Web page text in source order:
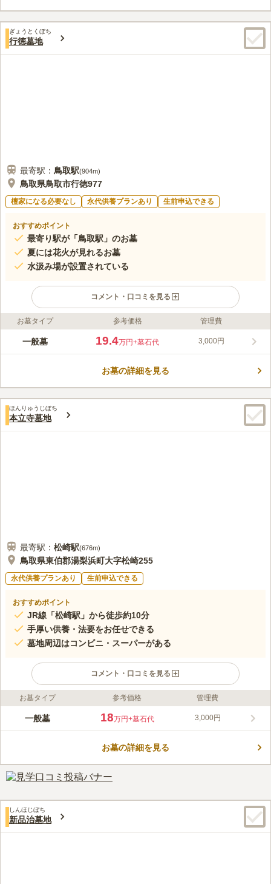
並びます。
口コミ評価
この霊園はまだ誰からも評価されていません。
ぎょうとくぼち
行徳墓地
最寄駅： 鳥取駅(904m)
鳥取県鳥取市行徳977
檀家になる必要なし 永代供養プランあり 生前申込できる
おすすめポイント
最寄り駅が「鳥取駅」のお墓
夏には花火が見れるお墓
水汲み場が設置されている
コメント・口コミを見る
ライフドット編集部のコメント
閑静な住宅街に位置するお墓で、夏には近くで花火大会が開催さ
す。 水汲み場も設置されており、献花の水替えやお墓の掃除に
口コミ評価
この霊園はまだ誰からも評価されていません。
お墓タイプ 参考価格 管理費
一般墓 19.4万円+墓石代 3,000円
お墓の詳細を見る
ほんりゅうじぼち
本立寺墓地
最寄駅： 松崎駅(676m)
鳥取県東伯郡湯梨浜町大字松崎255
永代供養プランあり 生前申込できる
おすすめポイント
JR線「松崎駅」から徒歩約10分
手厚い供養・法要をお任せできる
墓地周辺はコンビニ・スーパーがある
コメント・口コミを見る
ライフドット編集部のコメント
東郷池の近くにある、法華宗である本立寺の寺院墓地です。 立
「水郷祭」が開催されます。西日本最大期規模とされる湖上打ち
があり、お墓参りの帰りに家族で立ち寄ってみてはいかがでしょ
うか。
口コミ評価
お墓タイプ 参考価格 管理費
一般墓 18万円+墓石代 3,000円
お墓の詳細を見る
しんほじぼち
新品治墓地